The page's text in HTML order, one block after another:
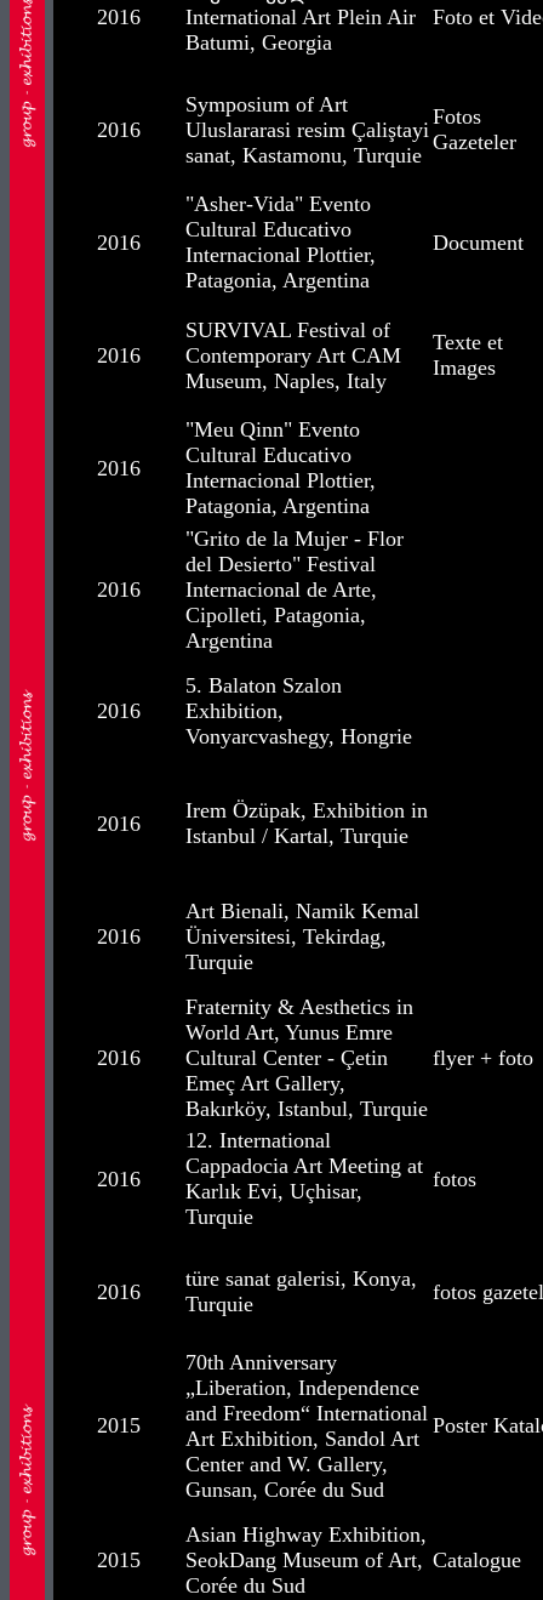
2016
International Art Plein Air
Batumi, Georgia
Foto et
2016
Symposium of Art
Uluslararasi resim Çaliştayi
sanat, Kastamonu, Turquie
Fotos
Gazeteler
2016
"Asher-Vida" Evento
Cultural Educativo
Internacional Plottier,
Patagonia, Argentina
Document
2016
SURVIVAL Festival of
Contemporary Art CAM
Museum, Naples, Italy
Texte et
Images
2016
"Meu Qinn" Evento
Cultural Educativo
Internacional Plottier,
Patagonia, Argentina
2016
"Grito de la Mujer - Flor
del Desierto" Festival
Internacional de Arte,
Cipolleti, Patagonia,
Argentina
2016
5. Balaton Szalon
Exhibition,
Vonyarcvashegy, Hongrie
2016
Irem Özüpak, Exhibition in
Istanbul / Kartal, Turquie
2016
Art Bienali, Namik Kemal
Üniversitesi, Tekirdag,
Turquie
2016
Fraternity & Aesthetics in
World Art, Yunus Emre
Cultural Center - Çetin
Emeç Art Gallery,
Bakırköy, Istanbul, Turquie
flyer + foto
2016
12. International
Cappadocia Art Meeting at
Karlık Evi, Uçhisar,
Turquie
fotos
2016
türe sanat galerisi, Konya,
Turquie
fotos
2015
70th Anniversary
„Liberation, Independence
and Freedom“ International
Art Exhibition, Sandol Art
Center and W. Gallery,
Gunsan, Corée du Sud
Poster
2015
Asian Highway Exhibition,
SeokDang Museum of Art,
Corée du Sud
Catalogue